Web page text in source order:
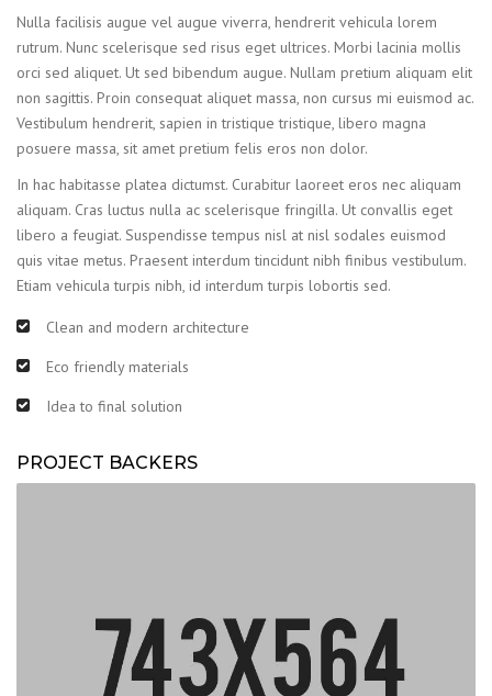
Nulla facilisis augue vel augue viverra, hendrerit vehicula lorem
rutrum. Nunc scelerisque sed risus eget ultrices. Morbi lacinia mollis
orci sed aliquet. Ut sed bibendum augue. Nullam pretium aliquam elit
non sagittis. Proin consequat aliquet massa, non cursus mi euismod ac.
Vestibulum hendrerit, sapien in tristique tristique, libero magna
posuere massa, sit amet pretium felis eros non dolor.
In hac habitasse platea dictumst. Curabitur laoreet eros nec aliquam
aliquam. Cras luctus nulla ac scelerisque fringilla. Ut convallis eget
libero a feugiat. Suspendisse tempus nisl at nisl sodales euismod
quis vitae metus. Praesent interdum tincidunt nibh finibus vestibulum.
Etiam vehicula turpis nibh, id interdum turpis lobortis sed.
Clean and modern architecture
Eco friendly materials
Idea to final solution
PROJECT BACKERS